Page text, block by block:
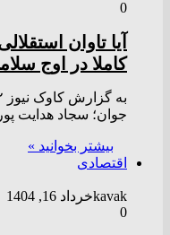
0
آیا تاوان
کاملا در اوج
جوان؛ سجاد هدایت
بیشتر بخوانید »
اقتصادی
kavakخرداد 16, 1404
0